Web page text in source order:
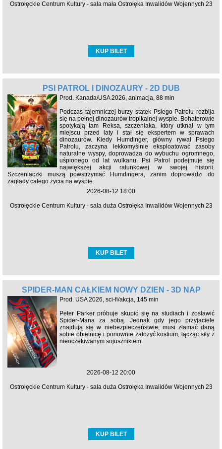
Ostrołęckie Centrum Kultury - sala mała Ostrołęka Inwalidów Wojennych 23
KUP BILET
PSI PATROL I DINOZAURY - 2D DUB
Prod. Kanada/USA 2026, animacja, 88 min
Podczas tajemniczej burzy statek Psiego Patrolu rozbija
się na pełnej dinozaurów tropikalnej wyspie. Bohaterowie
spotykają tam Reksa, szczeniaka, który utknął w tym
miejscu przed laty i stał się ekspertem w sprawach
dinozaurów. Kiedy Humdinger, główny rywal Psiego
Patrolu, zaczyna lekkomyślnie eksploatować zasoby
naturalne wyspy, doprowadza do wybuchu ogromnego,
uśpionego od lat wulkanu. Psi Patrol podejmuje się
największej akcji ratunkowej w swojej historii.
Szczeniaczki muszą powstrzymać Humdingera, zanim doprowadzi do
zagłady całego życia na wyspie.
2026-08-12 18:00
Ostrołęckie Centrum Kultury - sala duża Ostrołęka Inwalidów Wojennych 23
KUP BILET
SPIDER-MAN CAŁKIEM NOWY DZIEŃ - 3D NAP
Prod. USA 2026, sci-fi/akcja, 145 min
Peter Parker próbuje skupić się na studiach i zostawić
Spider-Mana za sobą. Jednak gdy jego przyjaciele
znajdują się w niebezpieczeństwie, musi złamać daną
sobie obietnicę i ponownie założyć kostium, łącząc siły z
nieoczekiwanym sojusznikiem.
2026-08-12 20:00
Ostrołęckie Centrum Kultury - sala duża Ostrołęka Inwalidów Wojennych 23
KUP BILET